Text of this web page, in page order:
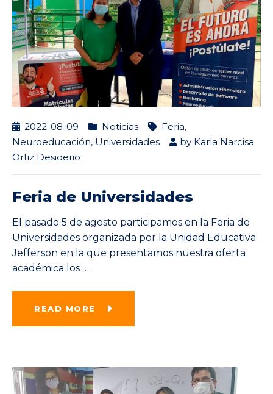
2022-08-09 Noticias Feria,
Neuroeducación, Universidades by Karla Narcisa
Ortiz Desiderio
Feria de Universidades
El pasado 5 de agosto participamos en la Feria de
Universidades organizada por la Unidad Educativa
Jefferson en la que presentamos nuestra oferta
académica los …
READ MORE